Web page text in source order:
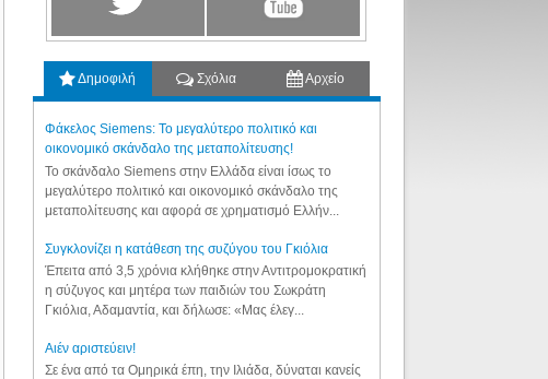
Δημοφιλή Σχόλια Αρχείο
Φάκελος Siemens: Το μεγαλύτερο πολιτικό και
οικονομικό σκάνδαλο της μεταπολίτευσης!
Το σκάνδαλο Siemens στην Ελλάδα είναι ίσως το
μεγαλύτερο πολιτικό και οικονομικό σκάνδαλο της
μεταπολίτευσης και αφορά σε χρηματισμό Ελλήν...
Συγκλονίζει η κατάθεση της συζύγου του Γκιόλια
Έπειτα από 3,5 χρόνια κλήθηκε στην Αντιτρομοκρατική
η σύζυγος και μητέρα των παιδιών του Σωκράτη
Γκιόλια, Αδαμαντία, και δήλωσε: «Μας έλεγ...
Aιέν αριστεύειν!
Σε ένα από τα Ομηρικά έπη, την Ιλιάδα, δύναται κανείς